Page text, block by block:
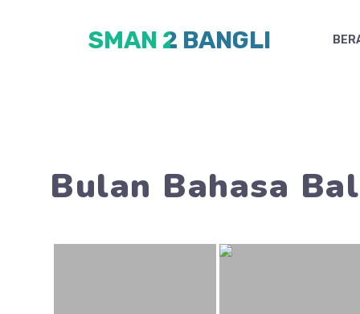
SMAN 2 BANGLI
Bulan Bahasa